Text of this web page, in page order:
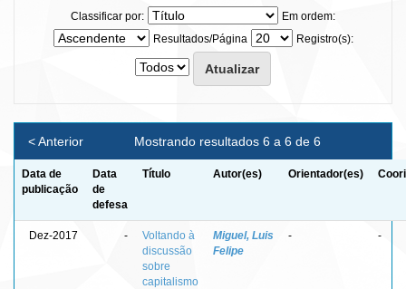
Classificar por:
Em ordem:
Resultados/Página
Registro(s):
Mostrando resultados 6 a 6 de 6
< Anterior
Data de
publicação
Data
de
defesa
Título Autor(es) Orientador(es)
Dez-2017 -
Voltando à
discussão
sobre
capitalismo
Miguel, Luis
Felipe
- -